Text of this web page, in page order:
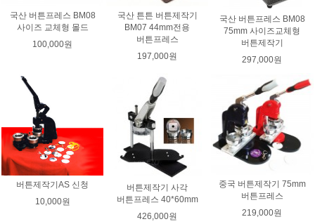
국산 버튼프레스 BM08
사이즈 교체형 몰드
100,000원
국산 튼튼 버튼제작기
BM07 44mm전용
버튼프레스
197,000원
국산 버튼프레스 BM08
75mm 사이즈교체형
버튼제작기
297,000원
버튼제작기AS 신청
10,000원
버튼제작기 사각
버튼프레스 40*60mm
426,000원
중국 버튼제작기 75mm
버튼프레스
219,000원